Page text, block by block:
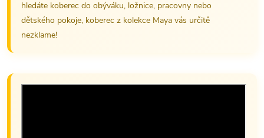
hledáte koberec do obýváku, ložnice, pracovny nebo
dětského pokoje, koberec z kolekce Maya vás určitě
nezklame!